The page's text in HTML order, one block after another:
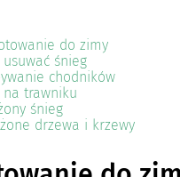
do zimy
usuwać śnieg
chodników
na trawniku
śnieg
drzewa i krzewy